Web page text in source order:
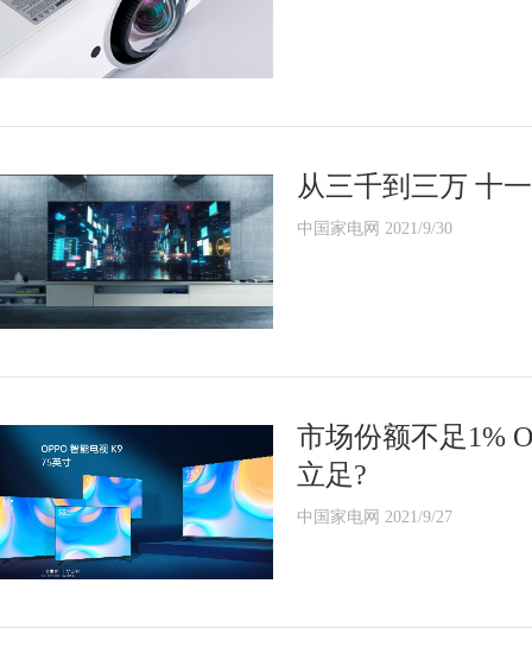
从三千到三万 十
中国家电网 2021/9/30
市场份额不足1%
立足?
中国家电网 2021/9/27